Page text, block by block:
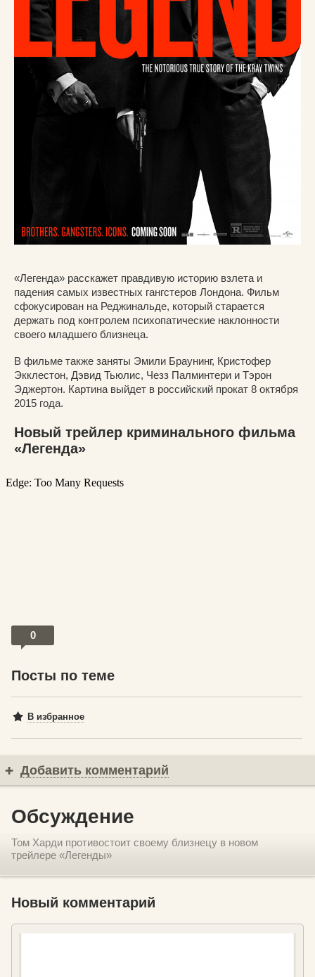
«Легенда» расскажет правдивую историю взлета и
падения самых известных гангстеров Лондона. Фильм
сфокусирован на Реджинальде, который старается
держать под контролем психопатические наклонности
своего младшего близнеца.
В фильме также заняты Эмили Браунинг, Кристофер
Экклестон, Дэвид Тьюлис, Чезз Палминтери и Тэрон
Эджертон. Картина выйдет в российский прокат 8 октября
2015 года.
Новый трейлер криминального фильма
«Легенда»
0
Посты по теме
В избранное
Добавить комментарий
Обсуждение
Том Харди противостоит своему близнецу в новом
трейлере «Легенды»
Новый комментарий